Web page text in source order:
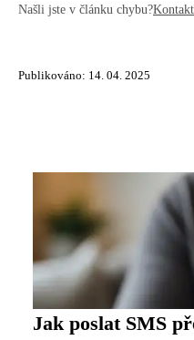
Našli jste v článku chybu?
Publikováno: 14. 04. 2025
Jak poslat SMS